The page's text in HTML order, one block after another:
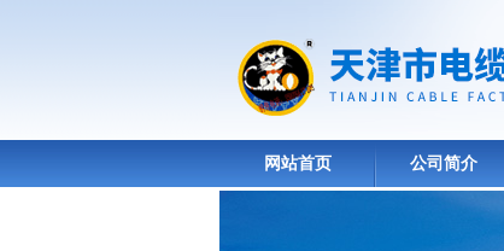
网站首页 公司简介